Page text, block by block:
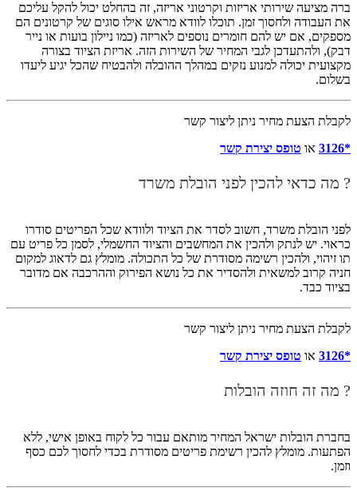
ברה מציעה שירותי אריזות וקרטוני אריזה, זה בהחלט יכול להקל עליכם
את העבודה ולחסוך זמן. תוכלו לוודא מראש אילו סוגים של קרטונים הם
מספקים, אם יש להם חומרים נוספים לאריזה (כמו ניילון בועות או נייר
דבק), ולהתעדכן לגבי המחיר של השירות הזה. אריזת הציוד בצורה
מקצועית יכולה למנוע נזקים במהלך ההובלה ולהבטיח שהכל יגיע ליעדו
בשלום.
לקבלת הצעת מחיר ניתן ליצור קשר
*3126
או טופס יצירת קשר
? מה כדאי להכין לפני הובלת משרד
לפני הובלת משרד, חשוב לסדר את הציוד ולוודא שכל הפריטים סודרו
כראוי. יש לנתק ולהכין את המחשבים והציוד החשמלי, לסמן כל פריט עם
תו זיהוי, ולהכין רשימה מסודרת של כל התכולה. מומלץ גם לדאוג למקום
חניה קרוב למשאית ולהסדיר את כל נושא הפירוק וההרכבה אם מדובר
בציוד כבד.
לקבלת הצעת מחיר ניתן ליצור קשר
*3126
או טופס יצירת קשר
? מה זה חוזה הובלות
בחברת הובלות ישראל המחיר מותאם עבור כל לקוח באופן אישי, ללא
הפתעות. מומלץ להכין רשימת פריטים מסודרת בכדי לחסוך לכם כסף
וזמן.